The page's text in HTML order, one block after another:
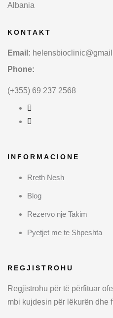
Albania
KONTAKT
Email:
Phone:
(+355) 69 237 2568
INFORMACIONE
Rreth Nesh
Blog
Rezervo nje Takim
Pyetjet me te Shpeshta
REGJISTROHU
Regjistrohu për të përfituar
mbi kujdesin për lëkurën dhe